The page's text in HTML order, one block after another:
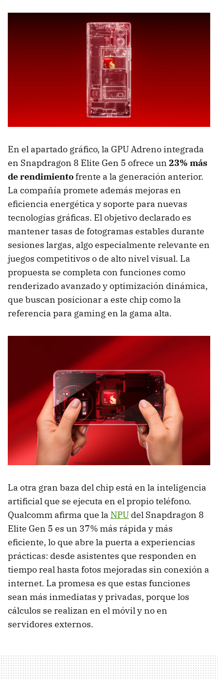
En el apartado gráfico, la GPU Adreno integrada
en Snapdragon 8 Elite Gen 5 ofrece un 23% más
de rendimientofrente a la generación anterior.
La compañía promete además mejoras en
eficiencia energética y soporte para nuevas
tecnologías gráficas. El objetivo declarado es
mantener tasas de fotogramas estables durante
sesiones largas, algo especialmente relevante en
juegos competitivos o de alto nivel visual. La
propuesta se completa con funciones como
renderizado avanzado y optimización dinámica,
que buscan posicionar a este chip como la
referencia para gaming en la gama alta.
La otra gran baza del chip está en la inteligencia
artificial que se ejecuta en el propio teléfono.
Qualcomm afirma que la NPU del Snapdragon 8
Elite Gen 5 es un 37% más rápida y más
eficiente, lo que abre la puerta a experiencias
prácticas: desde asistentes que responden en
tiempo real hasta fotos mejoradas sin conexión a
internet. La promesa es que estas funciones
sean más inmediatas y privadas, porque los
cálculos se realizan en el móvil y no en
servidores externos.